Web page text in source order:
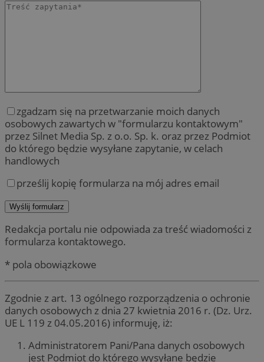
zgadzam się na przetwarzanie moich danych
osobowych zawartych w "formularzu kontaktowym"
przez Silnet Media Sp. z o.o. Sp. k. oraz przez Podmiot
do którego będzie wysyłane zapytanie, w celach
handlowych
prześlij kopię formularza na mój adres email
Redakcja portalu nie odpowiada za treść wiadomości z
formularza kontaktowego.
* pola obowiązkowe
Zgodnie z art. 13 ogólnego rozporządzenia o ochronie
danych osobowych z dnia 27 kwietnia 2016 r. (Dz. Urz.
UE L 119 z 04.05.2016) informuję, iż:
Administratorem Pani/Pana danych osobowych
jest Podmiot do którego wysyłane będzie